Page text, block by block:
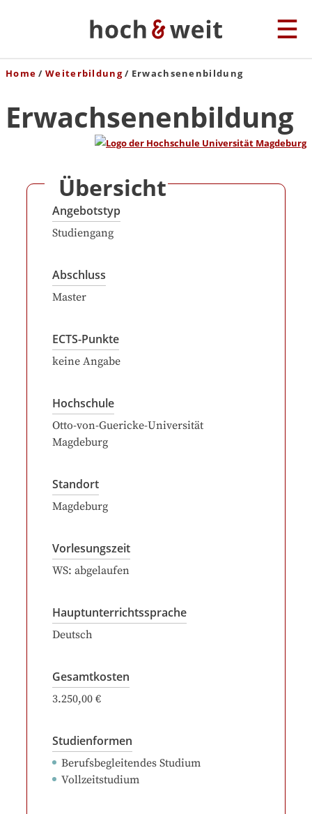
Home Weiterbildung Erwachsenenbildung
Erwachsenenbildung
Übersicht
Angebotstyp
Studiengang
Abschluss
Master
ECTS-Punkte
keine Angabe
Hochschule
Otto-von-Guericke-Universität
Magdeburg
Standort
Magdeburg
Vorlesungszeit
WS: abgelaufen
Hauptunterrichtssprache
Deutsch
Gesamtkosten
3.250,00 €
Studienformen
Berufsbegleitendes Studium
Vollzeitstudium